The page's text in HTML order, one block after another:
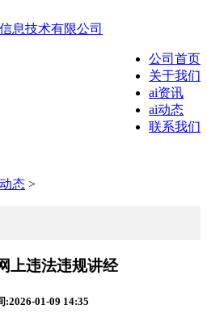
公司首页
关于我们
ai资讯
ai动态
联系我们
态 >
上违法违规讲经
:2026-01-09 14:35